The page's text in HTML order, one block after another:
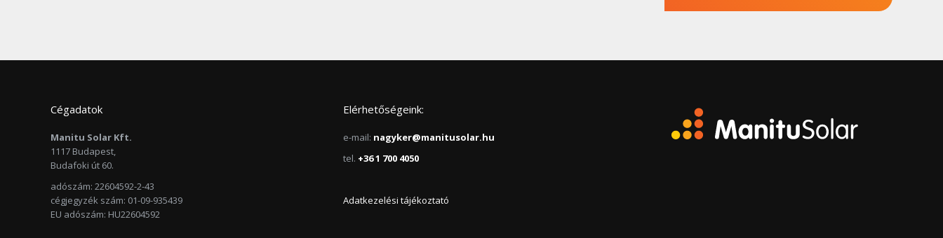
Cégadatok
Manitu Solar Kft.
1117 Budapest,
Budafoki út 60.
adószám: 22604592-2-43
cégjegyzék szám: 01-09-935439
EU adószám: HU22604592
Elérhetőségeink:
e-mail: nagyker@manitusolar.hu
tel. +36 1 700 4050
Adatkezelési tájékoztató